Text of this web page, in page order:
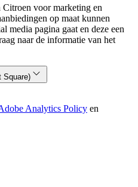
Citroen voor marketing en
op maat kunnen
media pagina gaat en deze een
naar de informatie van het
Square)
Analytics Policy en